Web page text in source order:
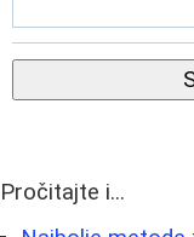
Pročitajte i...